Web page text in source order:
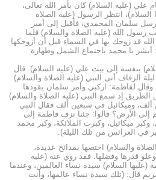
علي (عليه السلام) كان بأمر الله تعالى،
انتظر الرسول (عليه الصلاة
سلمان المحمدي، فأقبل إلى أمير
رسول الله (عليه الصلاة والسلام) فلما
قد زوجك بها في السماء قبل أن أزوجكها
أبشر يا محمد باجتماع الشمل وطهارة
بنفسه إلى بيت علي (عليه السلام). قال
الزفاف أتى النبي (عليه الصلاة والسلام)
وقال لفاطمة: اركبي وأمر سلمان يقودها
إذ سمع النبي (عليه الصلاة والسلام)
ألف، وميكائيل في سبعين ألف فقال النبي
إلى الأرض؟ قالوا: جئنا نزف فاطمة إلى
ميكائيل، وكبرت الملائكة، وكبر محمد
في العرائس من تلك الليلة).
والسلام) اختصها بمدائح عديدة،
قدرها وفضلها. فقد روي عنه (عليه
(عليها السلام) سيدة نساء العالمين، وعندما
قال: (تلك سيدة نساء عالمها، وأنت